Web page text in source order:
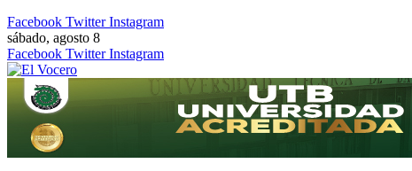
Facebook Twitter Instagram
sábado, agosto 8
Facebook Twitter Instagram